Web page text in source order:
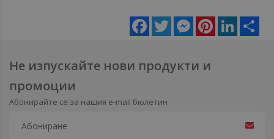
Facebook
Twitter MessengerPinterestLinkedIn
Не изпускайте нови продукти и
промоции
Абонирайте се за нашия e-mail бюлетин